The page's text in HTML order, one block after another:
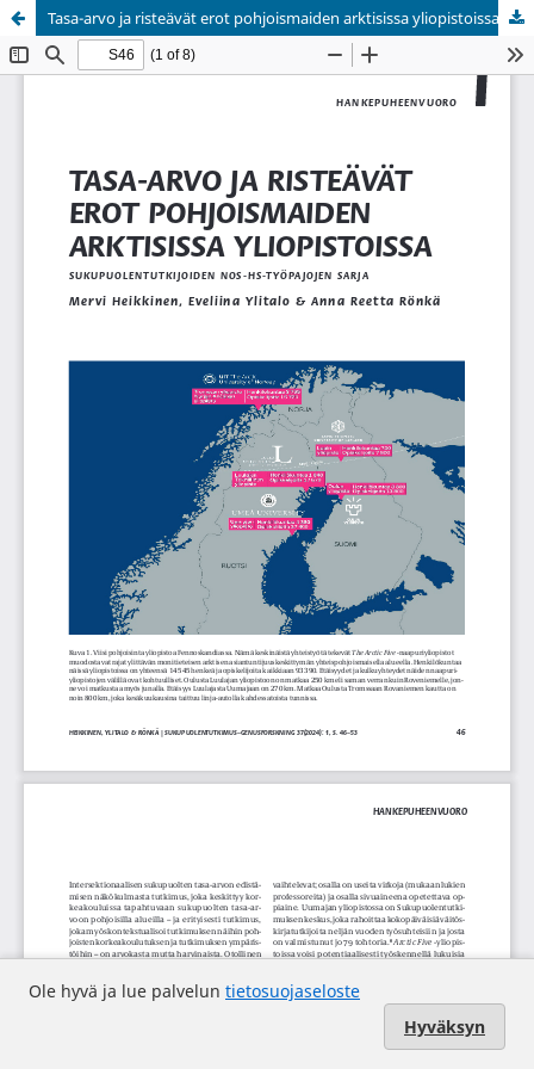
Tasa-arvo ja risteävät erot pohjoismaiden arktisissa yliopistoissa
Ole hyvä ja lue palvelun tietosuojaseloste
Hyväksyn
Tieteellisten seurain valtuuskunta .